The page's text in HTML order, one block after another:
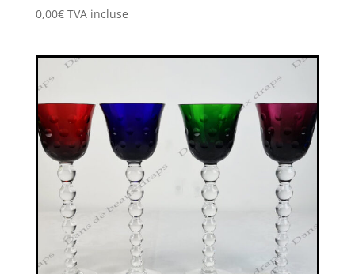
0,00€ TVA incluse